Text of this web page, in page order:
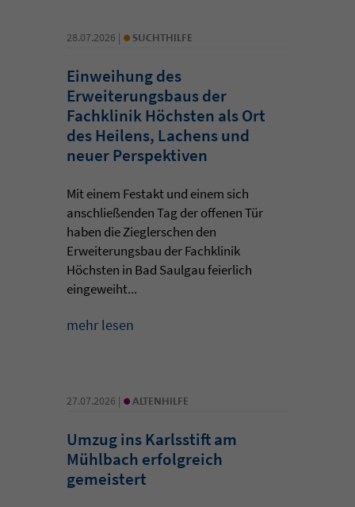
28.07.2026 | • SUCHTHILFE
Einweihung des
Erweiterungsbaus der
Fachklinik Höchsten als Ort
des Heilens, Lachens und
neuer Perspektiven
Mit einem Festakt und einem sich
anschließenden Tag der offenen Tür
haben die Zieglerschen den
Erweiterungsbau der Fachklinik
Höchsten in Bad Saulgau feierlich
eingeweiht...
mehr lesen
27.07.2026 | • ALTENHILFE
Umzug ins Karlsstift am
Mühlbach erfolgreich
gemeistert